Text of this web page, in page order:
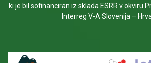
ki je bil sofinanciran iz sklada ESRR v okviru
Interreg V-A Slovenija –